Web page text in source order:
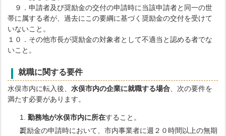
９．申請者及び奨励金の交付の申請時に当該申請者と同一の世
帯に属する者が、過去にこの要綱に基づく奨励金の交付を受けて
いないこと。
１０．その他市長が奨励金の対象者として不適当と認める者でな
いこと。
就職に関する要件
水俣市内に転入後、水俣市内の企業に就職する場合、次の要件を
満たす必要があります。
勤務地が水俣市内に所在すること。
奨励金の申請時において、市内事業者に週２０時間以上の無期